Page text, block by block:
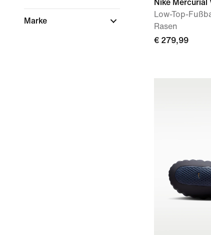
Marke
Nike Mercurial
Low-Top-
Rasen
€ 279,99